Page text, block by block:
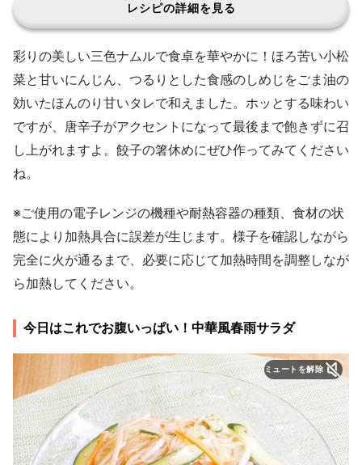
レシピの詳細を見る
彩りの美しい三色ナムルで食卓を華やかに！ほろ苦い小松
菜と甘いにんじん、つるりとした食感のしめじをごま油の
効いたほんのり甘いタレで和えました。ホッとする味わい
ですが、唐辛子がアクセントになって最後まで飽きずに召
し上がれますよ。餃子の箸休めにぜひ作ってみてください
ね。
※ご使用の電子レンジの機種や耐熱容器の種類、食材の状
態により加熱具合に誤差が生じます。様子を確認しながら
完全に火が通るまで、必要に応じて加熱時間を調整しなが
ら加熱してください。
今日はこれでお腹いっぱい！中華風春雨サラダ
ミュートを解除